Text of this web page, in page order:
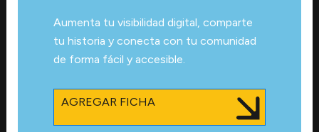
Aumenta tu visibilidad digital, comparte
tu historia y conecta con tu comunidad
de forma fácil y accesible.
AGREGAR FICHA